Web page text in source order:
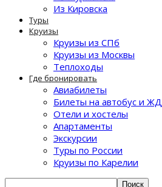
Из Кировска
Туры
Круизы
Круизы из СПб
Круизы из Москвы
Теплоходы
Где бронировать
Авиабилеты
Билеты на автобус и ЖД
Отели и хостелы
Апартаменты
Экскурсии
Туры по России
Круизы по Карелии